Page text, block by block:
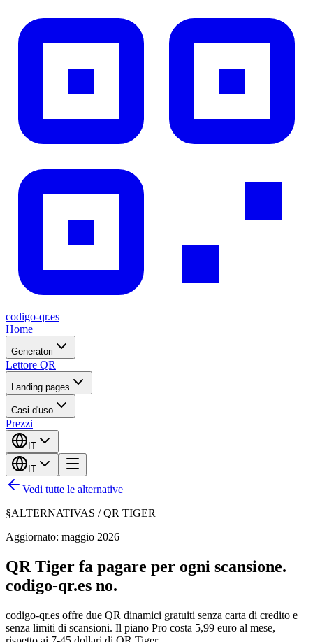
codigo-qr.es
Home
Generatori
Lettore QR
Landing pages
Casi d'uso
Prezzi
IT
IT
Vedi tutte le alternative
§ALTERNATIVAS /QR TIGER
Aggiornato: maggio 2026
QR Tiger fa pagare per ogni scansione.
codigo-qr.es no.
codigo-qr.es offre due QR dinamici gratuiti senza carta di credito e
senza limiti di scansioni. Il piano Pro costa 5,99 euro al mese,